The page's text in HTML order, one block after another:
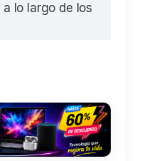
lo largo de los